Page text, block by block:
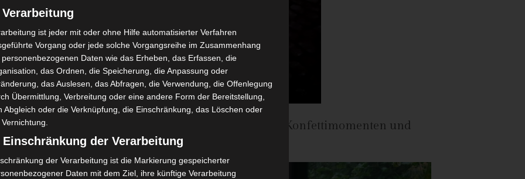
und vor allem gesundes 2025, gefüllt mit vielen Konfettimomenten und
unvergesslichen Augenblicken.
ist jeder mit oder ohne Hilfe automatisierter Verfahren
Vorgang oder jede solche Vorgangsreihe im Zusammenhang
personenbezogenen Daten wie das Erheben, das Erfassen, die
das Ordnen, die Speicherung, die Anpassung oder
das Auslesen, das Abfragen, die Verwendung, die Offenlegung
Übermittlung, Verbreitung oder eine andere Form der Bereitstellung,
Abgleich oder die Verknüpfung, die Einschränkung, das Löschen oder
Einschränkung der Verarbeitung
der Verarbeitung ist die Markierung gespeicherter
Daten mit dem Ziel, ihre künftige Verarbeitung